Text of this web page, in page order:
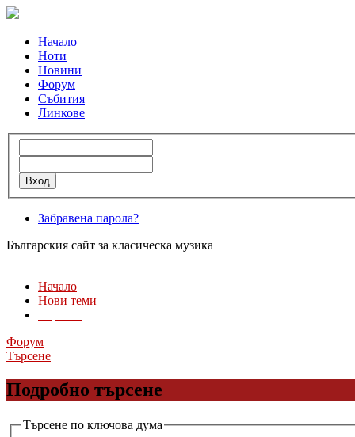
Начало
Ноти
Новини
Форум
Събития
Линкове
Забравена парола?
Българския сайт за класическа музика
Начало
Нови теми
Форум
Търсене
Подробно търсене
Търсене по ключова дума